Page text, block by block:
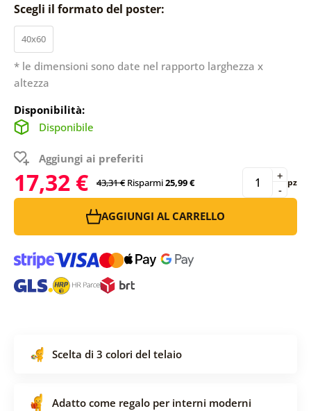
Scegli il formato del poster:
40x60
* le dimensioni sono date nel rapporto larghezza x
altezza
Disponibilità:
Disponibile
Aggiungi ai preferiti
17,32 € 43,31 € Risparmi25,99 € -
+ pz
AGGIUNGI AL CARRELLO
Scelta di 3 colori del telaio
Adatto come regalo per interni moderni